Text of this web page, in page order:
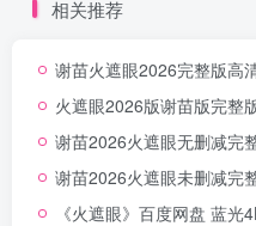
相关推荐
谢苗火遮眼2026完整版高
火遮眼2026版谢苗版完整
谢苗2026火遮眼无删减完
谢苗2026火遮眼未删减完
《火遮眼》百度网盘 蓝